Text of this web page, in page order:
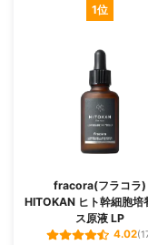
1位
fracora(フラコラ)
HITOKAN ヒト幹細胞培
ス原液 LP
4.02